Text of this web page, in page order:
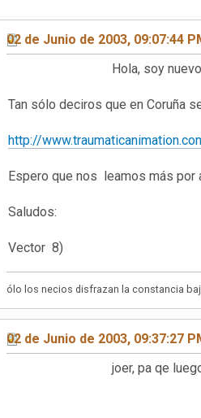
02 de Junio de 2003, 09:07:44
Hola, soy nuevo
Tan sólo deciros que en Coruña
http://
Espero que nos leamos más por
Saludos:
Vector 8)
ólo los necios disfrazan la constancia
02 de Junio de 2003, 09:37:27
joer, pa qe luego digan